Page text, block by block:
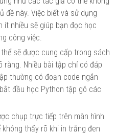
đề này. Việc biết và sử dụng
ít nhiều sẽ giúp bạn đọc học
công việc.
sẽ được cung cấp trong sách
ràng. Nhiều bài tập chỉ có đáp
thường có đoạn code ngắn
đầu học Python tập gõ các
chụp trực tiếp trên màn hình
thấy rõ khi in trắng đen